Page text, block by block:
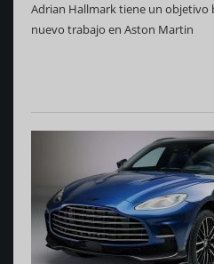
Adrian Hallmark tiene un objetivo
nuevo trabajo en Aston Martin